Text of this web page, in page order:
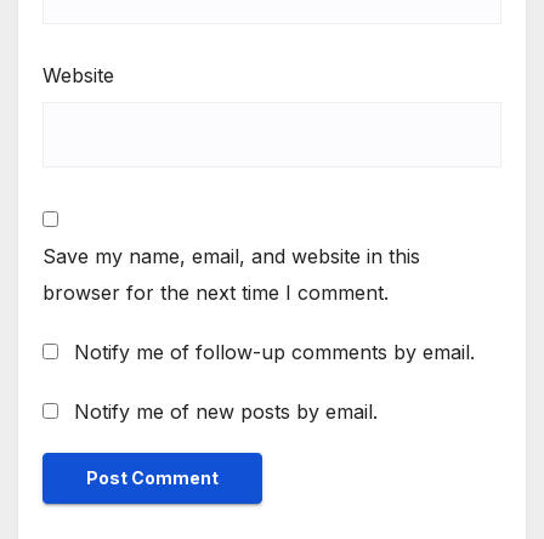
Website
Save my name, email, and website in this
browser for the next time I comment.
Notify me of follow-up comments by email.
Notify me of new posts by email.